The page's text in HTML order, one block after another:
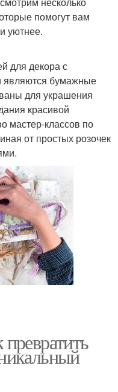
помогут вам
уютнее.
для декора с
являются бумажные
для украшения
красивой
мастер-классов по
от простых розочек